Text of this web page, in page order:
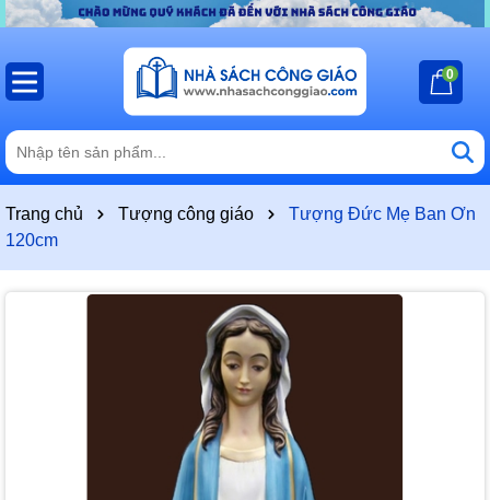
0
Trang chủ Tượng công giáo
Tượng Đức Mẹ Ban Ơn
120cm